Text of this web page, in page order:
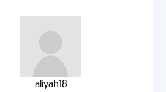
aliyah18